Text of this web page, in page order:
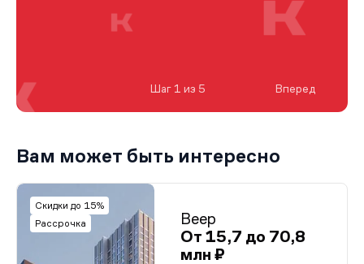
Шаг 1 из 5 Вперед
Вам может быть интересно
Скидки до 15%
Рассрочка
Веер
От 15,7 до 70,8
млн ₽